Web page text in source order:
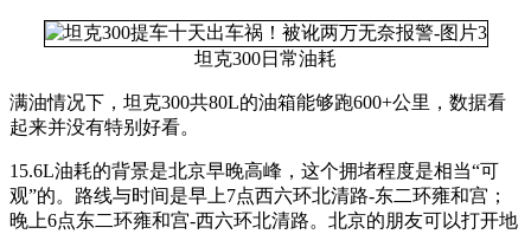
坦克300日常油耗
满油情况下，坦克300共80L的油箱能够跑600+公里，数据看
起来并没有特别好看。
15.6L油耗的背景是北京早晚高峰，这个拥堵程度是相当“可
观”的。路线与时间是早上7点西六环北清路-东二环雍和宫；
晚上6点东二环雍和宫-西六环北清路。北京的朋友可以打开地